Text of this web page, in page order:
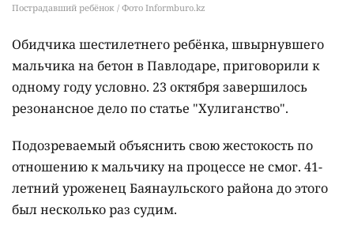
Пострадавший ребёнок / Фото Informburo.kz
Обидчика шестилетнего ребёнка, швырнувшего
мальчика на бетон в Павлодаре, приговорили к
одному году условно. 23 октября завершилось
резонансное дело по статье "Хулиганство".
Подозреваемый объяснить свою жестокость по
отношению к мальчику на процессе не смог. 41-
летний уроженец Баянаульского района до этого
был несколько раз судим.